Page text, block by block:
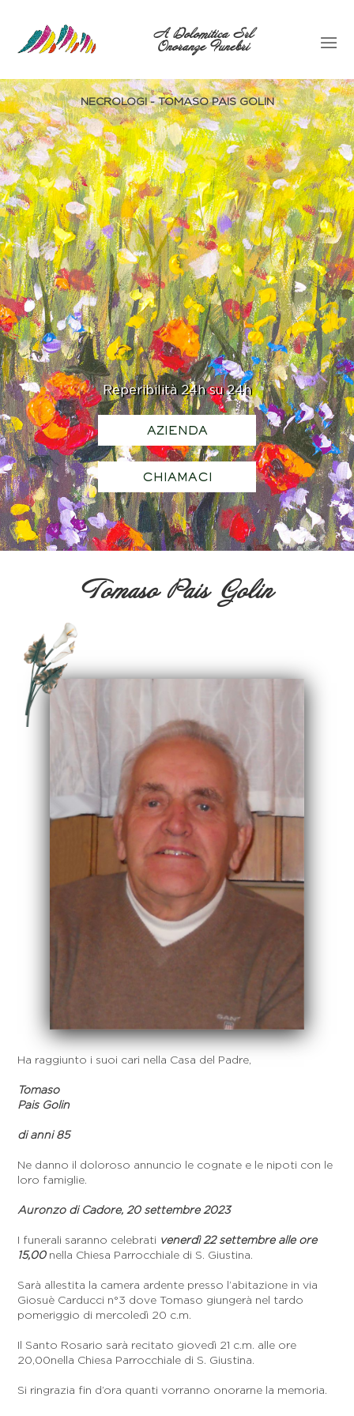
A Dolomitica Srl
Onoranze Funebri
Reperibilità 24h su 24h
AZIENDA
CHIAMACI
NECROLOGI - TOMASO PAIS GOLIN
Tomaso Pais Golin
Ha raggiunto i suoi cari nella Casa del Padre,
Tomaso
Pais Golin
di anni 85
Ne danno il doloroso annuncio le cognate e le nipoti con le
loro famiglie.
Auronzo di Cadore, 20 settembre 2023
I funerali saranno celebrati venerdì 22 settembre alle ore
15,00 nella Chiesa Parrocchiale di S. Giustina.
Sarà allestita la camera ardente presso l’abitazione in via
Giosuè Carducci n°3 dove Tomaso giungerà nel tardo
pomeriggio di mercoledì 20 c.m.
Il Santo Rosario sarà recitato giovedì 21 c.m. alle ore
20,00nella Chiesa Parrocchiale di S. Giustina.
Si ringrazia fin d’ora quanti vorranno onorarne la memoria.